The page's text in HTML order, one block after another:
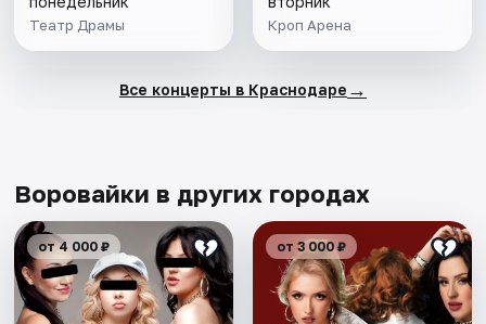
Театр Драмы Кроп Арена
Все концерты в Краснодаре →
Воровайки в других городах
от 4 000 ₽ от 3 000 ₽